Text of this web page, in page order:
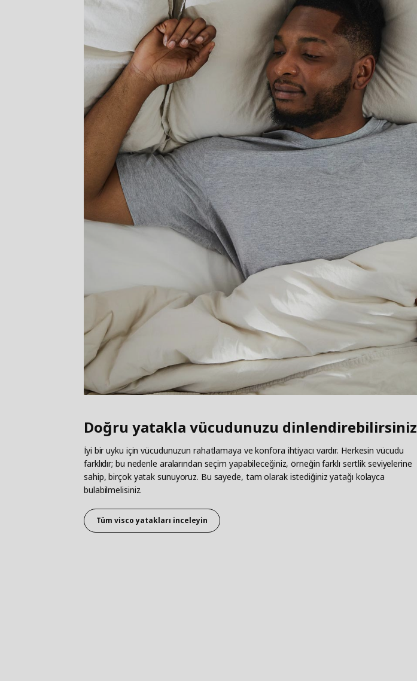
Doğru yatakla vücudunuzu dinlendirebilirsiniz
İyi bir uyku için vücudunuzun rahatlamaya ve konfora ihtiyacı vardır. Herkesin vücudu
farklıdır; bu nedenle aralarından seçim yapabileceğiniz, örneğin farklı sertlik seviyelerine
sahip, birçok yatak sunuyoruz. Bu sayede, tam olarak istediğiniz yatağı kolayca
bulabilmelisiniz.
Tüm visco yatakları inceleyin